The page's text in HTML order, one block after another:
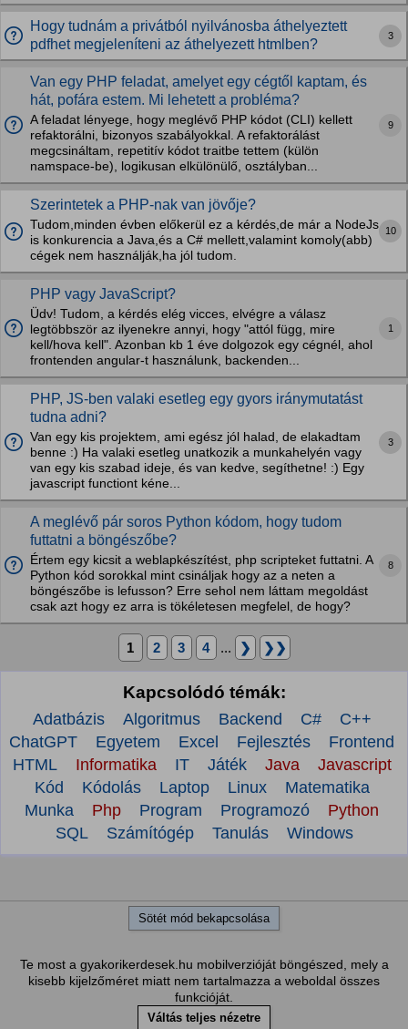
Hogy tudnám a privátból nyilvánosba áthelyeztett
pdfhet megjeleníteni az áthelyezett htmlben?
3
Van egy PHP feladat, amelyet egy cégtől kaptam, és
hát, pofára estem. Mi lehetett a probléma?
A feladat lényege, hogy meglévő PHP kódot (CLI) kellett
refaktorálni, bizonyos szabályokkal. A refaktorálást
megcsináltam, repetitív kódot traitbe tettem (külön
namspace-be), logikusan elkülönülő, osztályban...
9
Szerintetek a PHP-nak van jövője?
Tudom,minden évben előkerül ez a kérdés,de már a NodeJs
is konkurencia a Java,és a C# mellett,valamint komoly(abb)
cégek nem használják,ha jól tudom.
10
PHP vagy JavaScript?
Üdv! Tudom, a kérdés elég vicces, elvégre a válasz
legtöbbször az ilyenekre annyi, hogy "attól függ, mire
kell/hova kell". Azonban kb 1 éve dolgozok egy cégnél, ahol
frontenden angular-t használunk, backenden...
1
PHP, JS-ben valaki esetleg egy gyors iránymutatást
tudna adni?
Van egy kis projektem, ami egész jól halad, de elakadtam
benne :) Ha valaki esetleg unatkozik a munkahelyén vagy
van egy kis szabad ideje, és van kedve, segíthetne! :) Egy
javascript functiont kéne...
3
A meglévő pár soros Python kódom, hogy tudom
futtatni a böngészőbe?
Értem egy kicsit a weblapkészítést, php scripteket futtatni. A
Python kód sorokkal mint csináljak hogy az a neten a
böngészőbe is lefusson? Erre sehol nem láttam megoldást
csak azt hogy ez arra is tökéletesen megfelel, de hogy?
8
1 2 3 4 ... ❯ ❯❯
Kapcsolódó témák:
Adatbázis Algoritmus Backend C#
C++
ChatGPT
Egyetem Excel Fejlesztés
Frontend
HTML
Informatika IT Játék Java
Javascript
Kód
Kódolás Laptop Linux
Matematika
Munka
Php Program Programozó
Python
SQL
Számítógép Tanulás Windows
Sötét mód bekapcsolása
Te most a gyakorikerdesek.hu mobilverzióját böngészed, mely a
kisebb kijelzőméret miatt nem tartalmazza a weboldal összes
funkcióját.
Váltás teljes nézetre